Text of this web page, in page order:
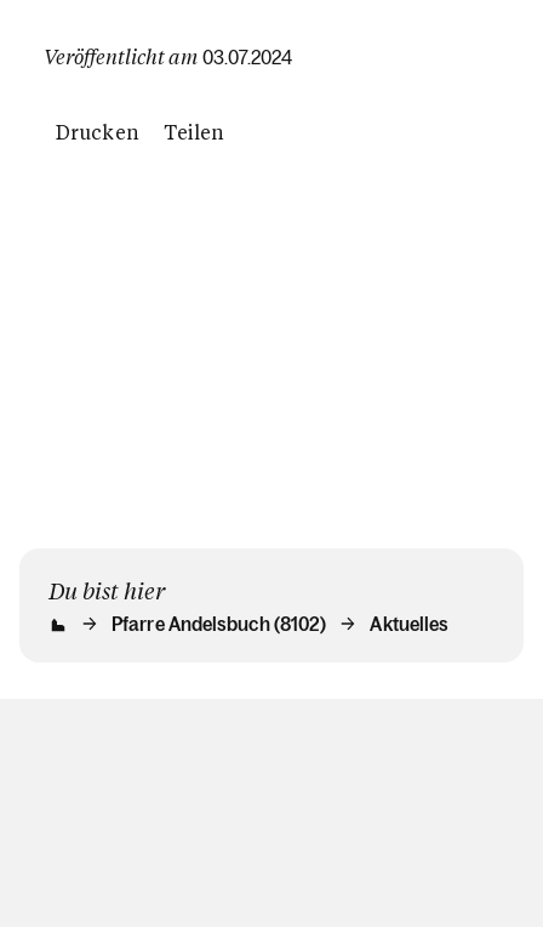
Veröffentlicht am 03.07.2024
Drucken Teilen
Du bist hier
Pfarre Andelsbuch (8102) Aktuelles